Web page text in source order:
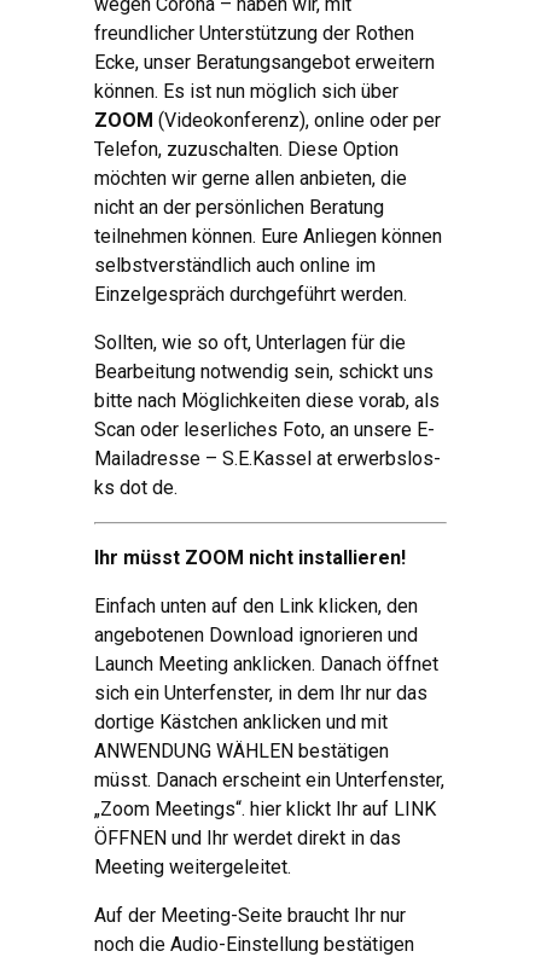
freundlicher Unterstützung der Rothen
Ecke, unser Beratungsangebot erweitern
können. Es ist nun möglich sich über
ZOOM (Videokonferenz), online oder per
Telefon, zuzuschalten. Diese Option
möchten wir gerne allen anbieten, die
nicht an der persönlichen Beratung
teilnehmen können. Eure Anliegen können
selbstverständlich auch online im
Einzelgespräch durchgeführt werden.
Sollten, wie so oft, Unterlagen für die
Bearbeitung notwendig sein, schickt uns
bitte nach Möglichkeiten diese vorab, als
Scan oder leserliches Foto, an unsere E-
Mailadresse – S.E.Kassel at erwerbslos-
ks dot de.
Ihr müsst ZOOM nicht installieren!
Einfach unten auf den Link klicken, den
angebotenen Download ignorieren und
Launch Meeting anklicken. Danach öffnet
sich ein Unterfenster, in dem Ihr nur das
dortige Kästchen anklicken und mit
ANWENDUNG WÄHLEN bestätigen
müsst. Danach erscheint ein Unterfenster,
„Zoom Meetings“. hier klickt Ihr auf LINK
ÖFFNEN und Ihr werdet direkt in das
Meeting weitergeleitet.
Auf der Meeting-Seite braucht Ihr nur
noch die Audio-Einstellung bestätigen